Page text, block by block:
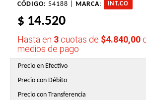
CÓDIGO: 54188 | MARCA: INT.CO
$ 14.520
Hasta en 3 cuotas de $4.840,00
medios de pago
Precio en Efectivo
Precio con Débito
Precio con Transferencia